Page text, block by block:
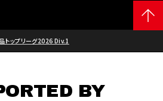
トップリーグ2026 Div.1
BY